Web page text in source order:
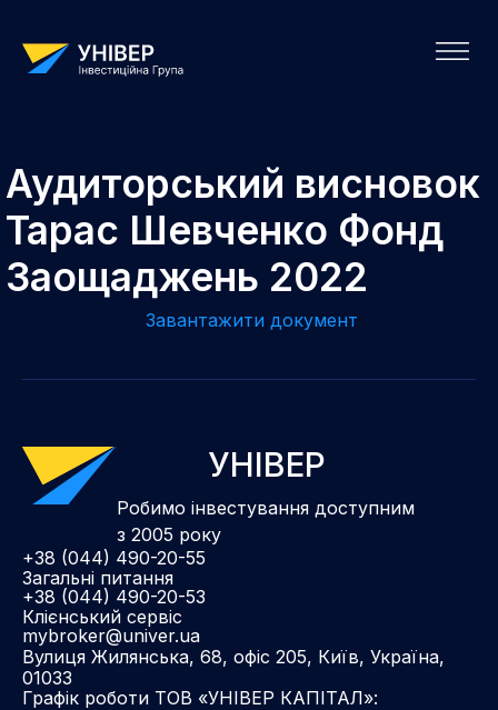
Аудиторський висновок
Тарас Шевченко Фонд
Заощаджень 2022
Завантажити документ
УНІВЕР
Робимо інвестування доступним
з 2005 року
+38 (044) 490-20-55
Загальні питання
+38 (044) 490-20-53
Клієнський сервіс
mybroker@univer.ua
Вулиця Жилянська, 68, офіс 205, Київ, Україна,
01033
Графік роботи ТОВ «УНІВЕР КАПІТАЛ»: